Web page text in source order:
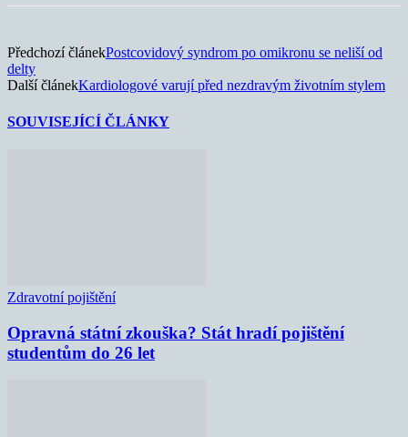
Předchozí článekPostcovidový syndrom po omikronu se neliší od
delty
Další článekKardiologové varují před nezdravým životním stylem
SOUVISEJÍCÍ ČLÁNKY
Zdravotní pojištění
Opravná státní zkouška? Stát hradí pojištění
studentům do 26 let